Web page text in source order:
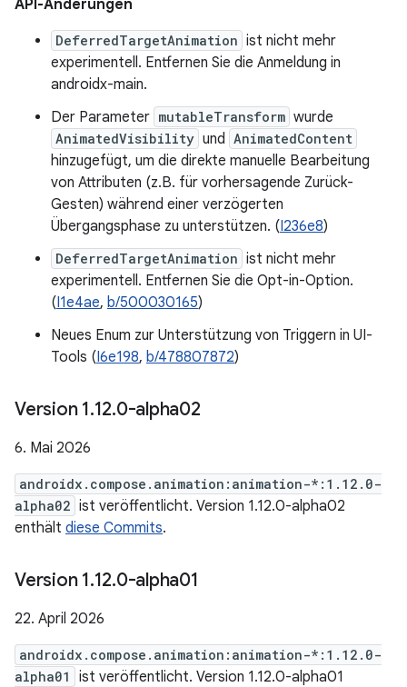
API-Änderungen
DeferredTargetAnimation ist nicht mehr
experimentell. Entfernen Sie die Anmeldung in
androidx-main.
Der Parameter mutableTransform wurde
AnimatedVisibility und AnimatedContent
hinzugefügt, um die direkte manuelle Bearbeitung
von Attributen (z.B. für vorhersagende Zurück-
Gesten) während einer verzögerten
Übergangsphase zu unterstützen. (I236e8)
DeferredTargetAnimation ist nicht mehr
experimentell. Entfernen Sie die Opt-in-Option.
(I1e4ae, b/500030165)
Neues Enum zur Unterstützung von Triggern in UI-
Tools (I6e198, b/478807872)
Version 1.12.0-alpha02
6. Mai 2026
androidx.compose.animation:animation-*:1.12.0-
alpha02 ist veröffentlicht. Version 1.12.0-alpha02
enthält diese Commits.
Version 1.12.0-alpha01
22. April 2026
androidx.compose.animation:animation-*:1.12.0-
alpha01
ist veröffentlicht. Version 1.12.0-alpha01